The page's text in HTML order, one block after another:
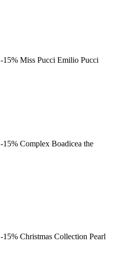
-15% Miss Pucci Emilio Pucci
-15% Complex Boadicea the
-15% Christmas Collection Pearl